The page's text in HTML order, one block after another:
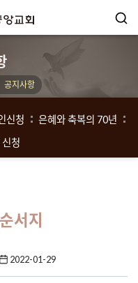
공지사항
신청
은혜와 축복의 70년
청
서지
2022-01-29